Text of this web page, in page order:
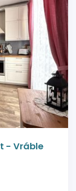
- Vráble